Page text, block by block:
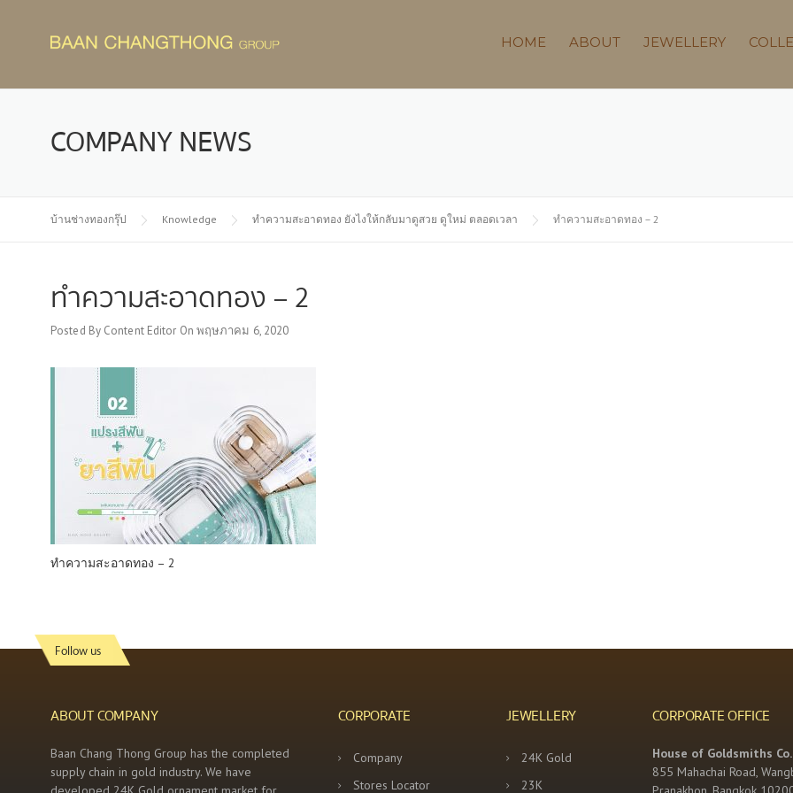
HOME ABOUT JEWELLERY
COMPANY NEWS
บ้านช่างทองกรุ๊ป Knowledge ทำความสะอาดทอง ยังไงให้กลับมาดูสวย ดูใหม่ ตลอดเวลา ทำความสะอาดทอง – 2
ทำความสะอาดทอง – 2
Posted By Content Editor On พฤษภาคม 6, 2020
ทำความสะอาดทอง – 2
Follow us
ABOUT COMPANY
Baan Chang Thong Group has the completed
supply chain in gold industry. We have
CORPORATE
Company
Stores Locator
JEWELLERY
24K Gold
23K
CORPORATE OFFICE
House of Goldsmiths
855 Mahachai Road,